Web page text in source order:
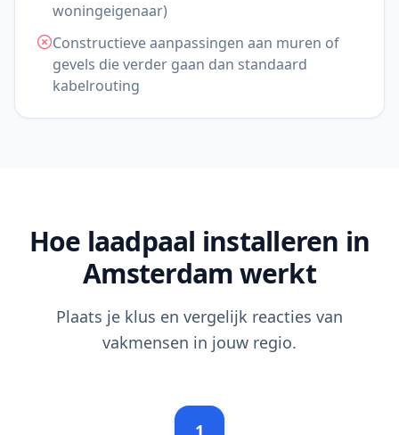
woningeigenaar)
Constructieve aanpassingen aan muren of
gevels die verder gaan dan standaard
kabelrouting
Hoe laadpaal installeren in
Amsterdam werkt
Plaats je klus en vergelijk reacties van
vakmensen in jouw regio.
1